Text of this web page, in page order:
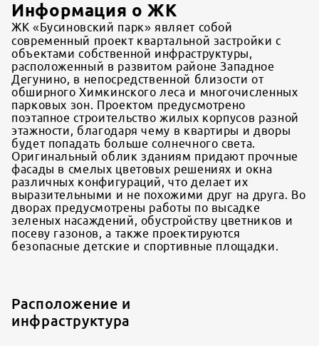
Информация о ЖК
ЖК «Бусиновский парк» являет собой
современный проект квартальной застройки с
объектами собственной инфраструктуры,
расположенный в развитом районе Западное
Дегунино, в непосредственной близости от
обширного Химкинского леса и многочисленных
парковых зон. Проектом предусмотрено
поэтапное строительство жилых корпусов разной
этажности, благодаря чему в квартиры и дворы
будет попадать больше солнечного света.
Оригинальный облик зданиям придают прочные
фасады в смелых цветовых решениях и окна
различных конфигураций, что делает их
выразительными и не похожими друг на друга. Во
дворах предусмотрены работы по высадке
зеленых насаждений, обустройству цветников и
посеву газонов, а также проектируются
безопасные детские и спортивные площадки.
Расположение и
инфраструктура